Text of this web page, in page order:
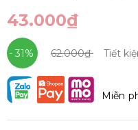
43.000₫
- 31% 62.000₫ Tiết
Miễn